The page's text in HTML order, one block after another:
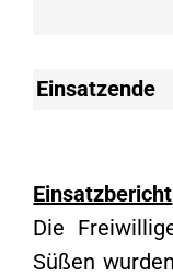
Einsatzende
Einsatzbericht
Die
Süßen